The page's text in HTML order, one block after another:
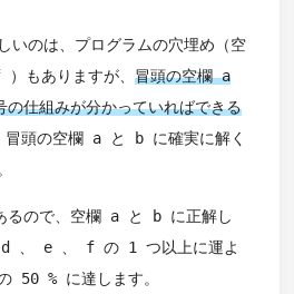
いのは、プログラムの穴埋め（空
ありますが、 冒頭の空欄 a
仕組みが分かっていればできる
冒頭の空欄 a と b に確実に解く
るので、空欄 a と b に正解し
d 、 e 、 f の 1 つ以上に運よ
50 % に達します。